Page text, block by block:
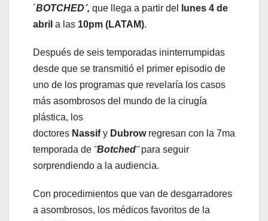
´BOTCHED´, que llega a partir del
lunes 4 de
abril a las 10pm (LATAM).
Después de seis temporadas ininterrumpidas
desde que se transmitió el primer episodio de
uno de los programas que revelaría los casos
más asombrosos del mundo de la cirugía
plástica, los
doctores Nassify Dubrowregresan con la 7ma
temporada de ¨Botched¨para seguir
sorprendiendo a la audiencia.
Con procedimientos que van de desgarradores
a asombrosos, los médicos favoritos de la